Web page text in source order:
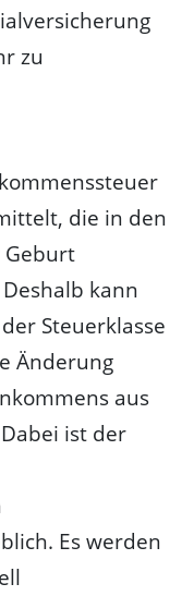
zu
die in den
Geburt
kann
Steuerklasse
Änderung
aus
ist der
Es werden